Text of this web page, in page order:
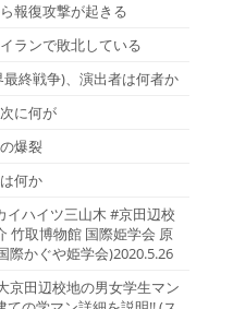
報復攻撃が起きる
ランで敗北している
終戦争)、演出者は何者か
に何が
爆裂
何か
イハイツ三山木 #京田辺校
竹取博物館 国際姫学会 原
際かぐや姫学会)2020.5.26
京田辺校地の男女学生マン